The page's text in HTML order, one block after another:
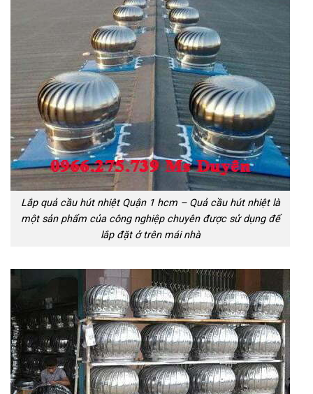
Lắp quả cầu hút nhiệt Quận 1 hcm – Quả cầu hút nhiệt là
một sản phẩm của công nghiệp chuyên được sử dụng để
lắp đặt ở trên mái nhà